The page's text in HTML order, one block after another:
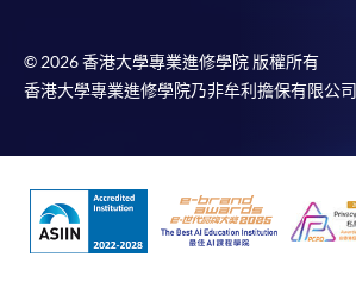
© 2026 香港大學專業進修學院 版權所有
香港大學專業進修學院乃非牟利擔保有限公司